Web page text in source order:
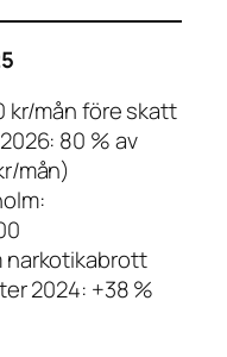
kr/mån före skatt
80 % av
mån)
narkotikabrott
2024: +38 %